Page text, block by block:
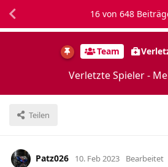
Team
Verletzte Spieler -
Teilen
16von 648
Patz026 10. Feb 2023 Bearbeitet